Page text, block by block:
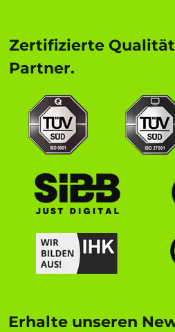
Zertifizierte
Partner.
Erhalte unseren